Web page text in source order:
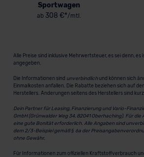
Sportwagen
ab 308 €*/mtl.
Alle Preise sind inklusive Mehrwertsteuer, es sei denn, es
angegeben.
Die Informationen sind unverbindlichund können sich
Einmalkosten anfallen. Die Rabatte beziehen sich auf
Herstellers. Änderungen seitens des Herstellers sind
Dein Partner für Leasing, Finanzierung und Vario-
GmbH (Grünwalder Weg 34, 82041 Oberhaching). Für
eine gute Bonität erforderlich. Alle Angaben sind
dem 2/3-Beispiel gemäß § 6a der
ohne Gewähr.
Für Informationen zum offiziellen Kraftstoffverbrauch